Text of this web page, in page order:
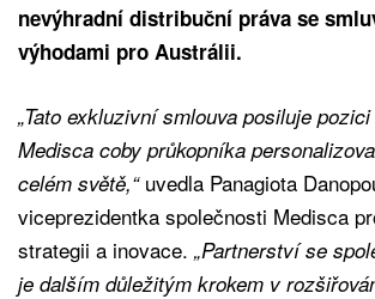
nevýhradní distribuční práva se
výhodami pro Austrálii.
„Tato exkluzivní smlouva posiluje
Medisca coby průkopníka
celém světě,“ uvedla Panagiota
viceprezidentka společnosti Medisca
strategii a inovace. „Partnerství se
je dalším důležitým krokem v